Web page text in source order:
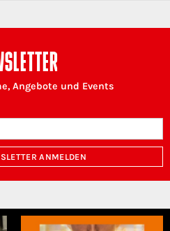
Angebote und Events
ANMELDEN